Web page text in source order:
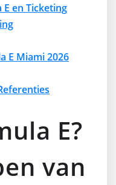
en Ticketing
E Miami 2026
E?
van